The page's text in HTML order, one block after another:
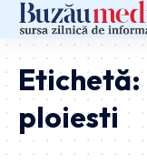
Etichetă:
ploiesti